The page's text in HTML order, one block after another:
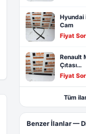
Hyundai
Cam
Fiyat Sor
Renault
Çıtası…
Fiyat Sor
Tüm
Benzer İlanlar —